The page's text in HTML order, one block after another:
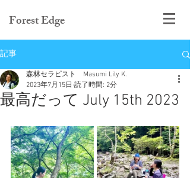
Forest Edge
記事
最高だって July 15th 2023
森林セラピスト Masumi Lily K.
2023年7月15日 読了時間: 2分